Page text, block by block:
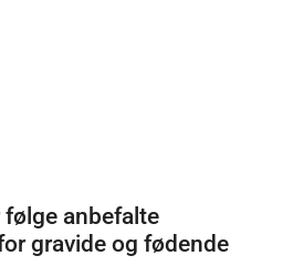
følge anbefalte
gravide og fødende